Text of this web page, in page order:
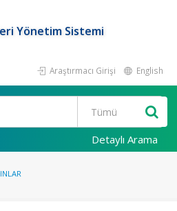
Yönetim Sistemi
Araştırmacı Girişi English
Detaylı Arama